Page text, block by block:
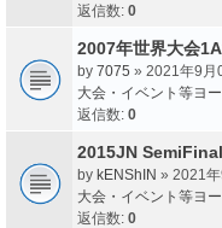
返信数: 0
2007年世界大会
by 7075 » 2021年9月
大会・イベント等ヨ
返信数: 0
2015JN
by kENShIN » 2021
大会・イベント等ヨ
返信数: 0